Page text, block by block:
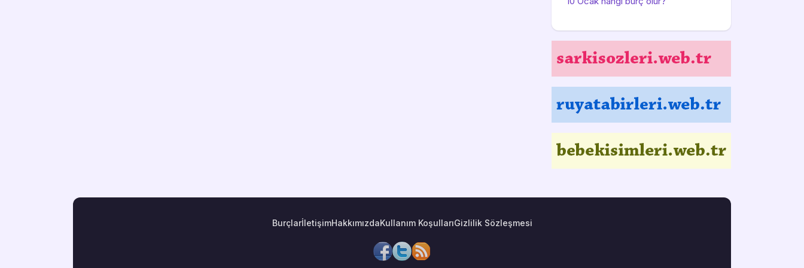
BurçlarİletişimHakkımızdaKullanım KoşullarıGizlilik Sözleşmesi